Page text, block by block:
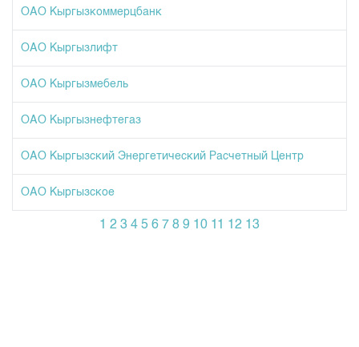
ОАО Кыргызкоммерцбанк
ОАО Кыргызлифт
ОАО Кыргызмебель
ОАО Кыргызнефтегаз
ОАО Кыргызский Энергетический Расчетный Центр
ОАО Кыргызское
1 2 3 4 5 6 7 8 9 10 11 12 13